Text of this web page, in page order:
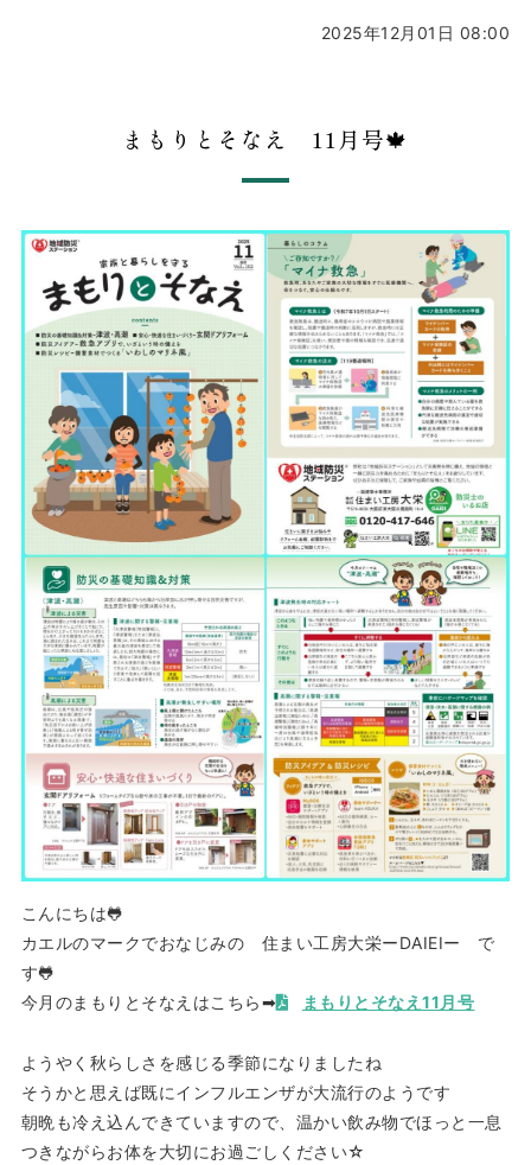
2025年12月01日 08:00
まもりとそなえ 11月号🍁
こんにちは🐸
カエルのマークでおなじみの 住まい工房大栄ーDAIEIー で
す🐸
今月のまもりとそなえはこちら➡
まもりとそなえ11月号
ようやく秋らしさを感じる季節になりましたね
そうかと思えば既にインフルエンザが大流行のようです
朝晩も冷え込んできていますので、温かい飲み物でほっと一息
つきながらお体を大切にお過ごしください☆